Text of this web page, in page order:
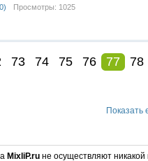
Просмотры: 1025
73 74 75 76 77 78
Показать
MixliP.ruне осуществляют